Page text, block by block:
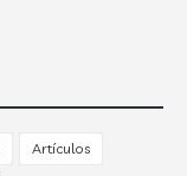
Artículos